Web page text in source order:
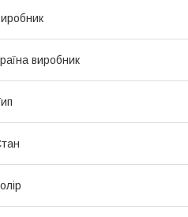
виробник